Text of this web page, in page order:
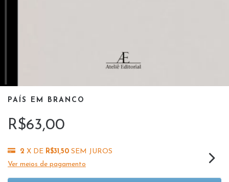
PAÍS EM BRANCO
R$63,00
2 X DE R$31,50 SEM JUROS
Ver meios de pagamento